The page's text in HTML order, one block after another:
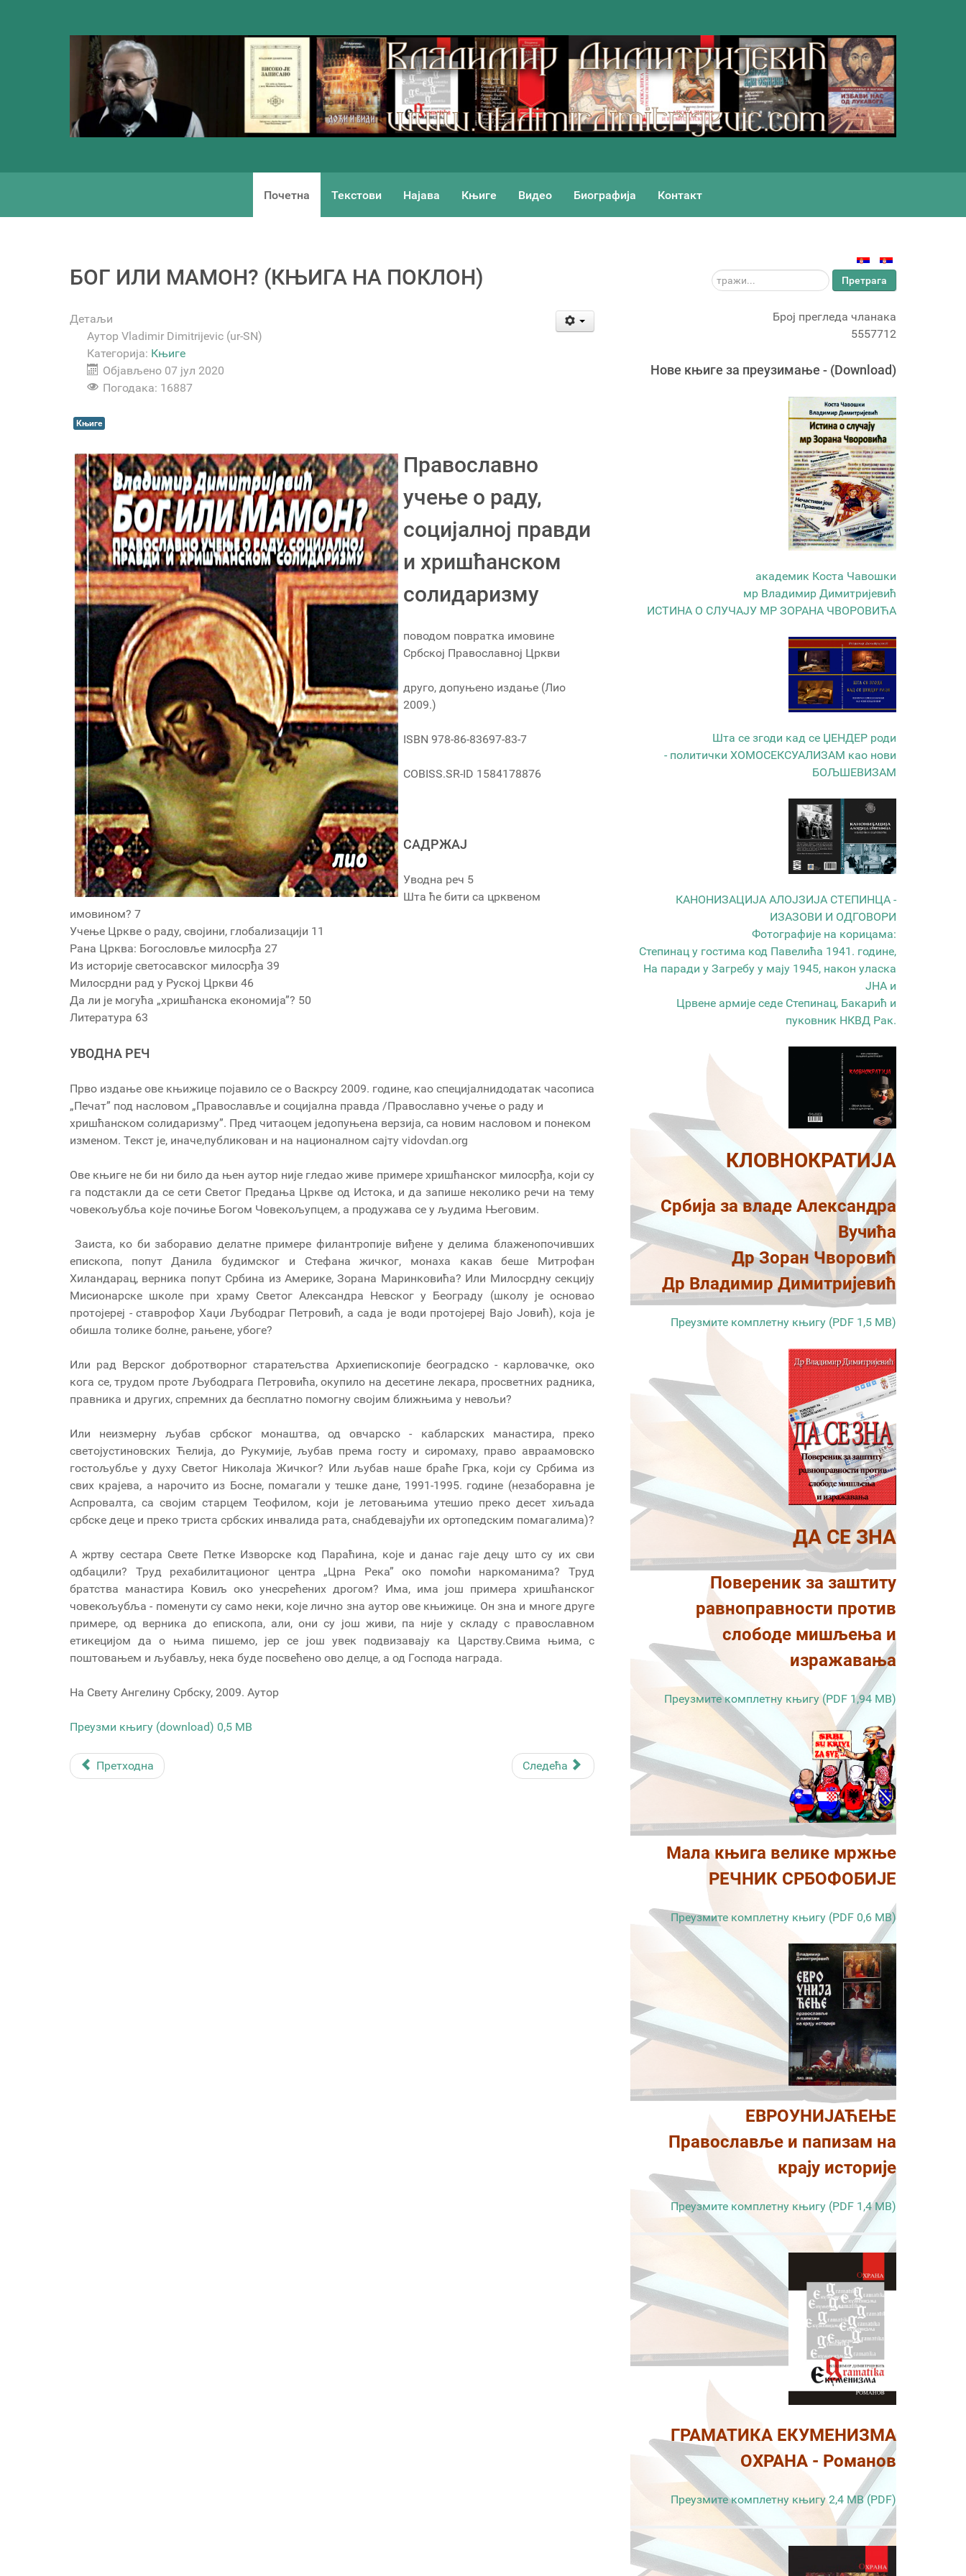
Почетна Текстови Најава Књиге Видео Биографија Контакт
БОГ ИЛИ МАМОН? (КЊИГА НА ПОКЛОН)
Детаљи
Аутор Vladimir Dimitrijevic (ur-SN)
Категорија: Књиге
Објављено 07 јул 2020
Погодака: 16887
Књиге
Православно
учење о раду,
социјалној правди
и хришћанском
солидаризму
поводом повратка имовине
Србској Православној Цркви
друго, допуњено издање (Лио
2009.)
ISBN 978-86-83697-83-7
COBISS.SR-ID 1584178876
САДРЖАЈ
Уводна реч 5
Шта ће бити са црквеном
имовином? 7
Учење Цркве о раду, својини, глобализацији 11
Рана Црква: Богословље милосрђа 27
Из историје светосавског милосрђа 39
Милосрдни рад у Руској Цркви 46
Да ли је могућа „хришћанска економија”? 50
Литература 63
УВОДНА РЕЧ
Прво издање ове књижице појавило се о Васкрсу 2009. године, као специјалнидодатак часописа
„Печат” под насловом „Православље и социјална правда /Православно учење о раду и
хришћанском солидаризму”. Пред читаоцем једопуњена верзија, са новим насловом и понеком
изменом. Текст је, иначе,публикован и на националном сајту vidovdan.org
Ове књиге не би ни било да њен аутор није гледао живе примере хришћанског милосрђа, који су
га подстакли да се сети Светог Предања Цркве од Истока, и да запише неколико речи на тему
човекољубља које почиње Богом Човекољупцем, а продужава се у људима Његовим.
Заиста, ко би заборавио делатне примере филантропије виђене у делима блаженопочивших
епископа, попут Данила будимског и Стефана жичког, монаха какав беше Митрофан
Хиландарац, верника попут Србина из Америке, Зорана Маринковића? Или Милосрдну секцију
Мисионарске школе при храму Светог Александра Невског у Београду (школу је основао
протојереј - ставрофор Хаџи Љубодраг Петровић, а сада је води протојереј Вајо Јовић), која је
обишла толике болне, рањене, убоге?
Или рад Верског добротворног старатељства Архиепископије београдско - карловачке, око
кога се, трудом проте Љубодрага Петровића, окупило на десетине лекара, просветних радника,
правника и других, спремних да бесплатно помогну својим ближњима у невољи?
Или неизмерну љубав србског монаштва, од овчарско - кабларских манастира, преко
светојустиновских Ћелија, до Рукумије, љубав према госту и сиромаху, право авраамовско
гостољубље у духу Светог Николаја Жичког? Или љубав наше браће Грка, који су Србима из
свих крајева, а нарочито из Босне, помагали у тешке дане, 1991-1995. године (незаборавна је
Аспровалта, са својим старцем Теофилом, који је летовањима утешио преко десет хиљада
србске деце и преко триста србских инвалида рата, снабдевајући их ортопедским помагалима)?
А жртву сестара Свете Петке Изворске код Параћина, које и данас гаје децу што су их сви
одбацили? Труд рехабилитационог центра „Црна Река” око помоћи наркоманима? Труд
братства манастира Ковиљ око унесрећених дрогом? Има, има још примера хришћанског
човекољубља - поменути су само неки, које лично зна аутор ове књижице. Он зна и многе друге
примере, од верника до епископа, али, они су још живи, па није у складу с православном
етикецијом да о њима пишемо, јер се још увек подвизавају ка Царству.Свима њима, с
поштовањем и љубављу, нека буде посвећено ово делце, а од Господа награда.
На Свету Ангелину Србску, 2009. Аутор
Преузми књигу (download) 0,5 MB
Претходна Следећа
тражи... Претрага
Број прегледа чланака
5557712
Новe књигe за преузимање - (Download)
академик Коста Чавошки
мр Владимир Димитријевић
ИСТИНА О СЛУЧАЈУ МР ЗОРАНА ЧВОРОВИЋА
Шта се згоди кад се ЏЕНДЕР роди
- политички ХОМОСЕКСУАЛИЗАМ као нови
БОЉШЕВИЗАМ
КАНОНИЗАЦИЈА АЛОЈЗИЈА СТЕПИНЦА -
ИЗАЗОВИ И ОДГОВОРИ
Фотографије на корицама:
Степинац у гостима код Павелића 1941. године,
На паради у Загребу у мају 1945, након уласка
ЈНА и
Црвене армије седе Степинац, Бакарић и
пуковник НКВД Рак.
КЛОВНОКРАТИЈА
Србија за владе Александра
Вучића
Др Зоран Чворовић
Др Владимир Димитријевић
Преузмите комплетну књигу (PDF 1,5 MB)
ДА СЕ ЗНА
Повереник за заштиту
равноправности против
слободе мишљења и
изражавања
Преузмите комплетну књигу (PDF 1,94 MB)
Мала књига велике мржње
РЕЧНИК СРБОФОБИЈЕ
Преузмите комплетну књигу (PDF 0,6 MB)
ЕВРОУНИЈАЋЕЊЕ
Православље и папизам на
крају историје
Преузмите комплетну књигу (PDF 1,4 MB)
ГРАМАТИКА ЕКУМЕНИЗМА
ОХРАНА - Романов
Преузмите комплетну књигу 2,4 MB (PDF)